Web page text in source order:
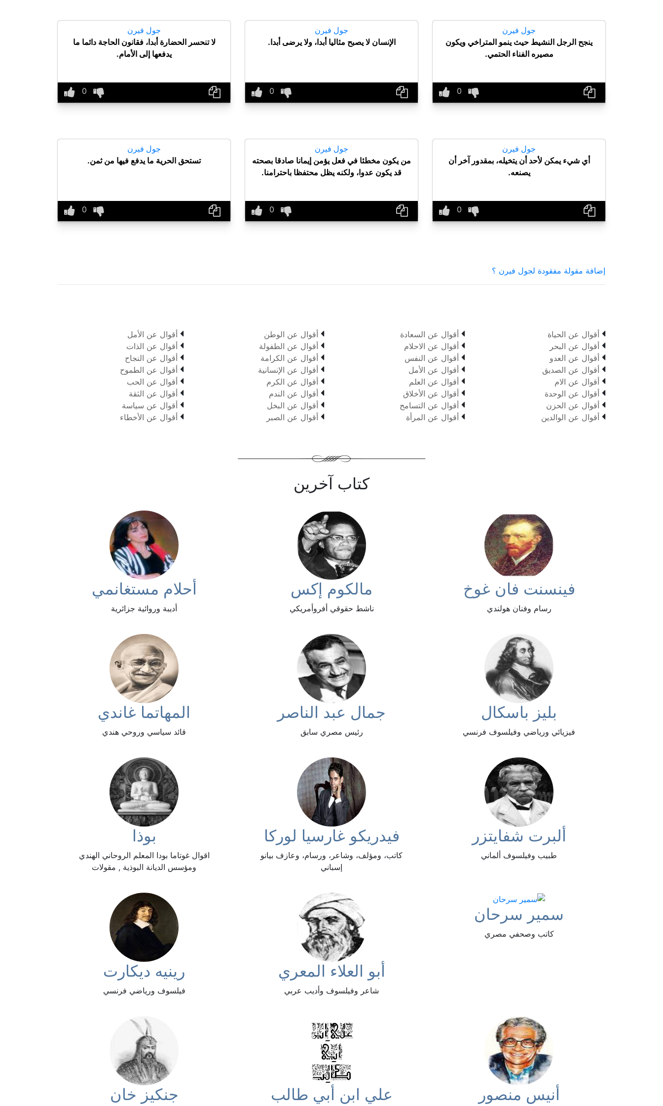
جول فيرن
ينجح الرجل النشيط حيث ينمو المتراخي ويكون
مصيره الفناء الحتمي.
جول فيرن
الإنسان لا يصبح مثاليا أبدا، ولا يرضى أبدا.
جول فيرن
لا تنحسر الحضارة أبدا، فقانون الحاجة دائما ما
يدفعها إلى الأمام.
جول فيرن
أي شيء يمكن لأحد أن يتخيله، بمقدور آخر أن
يصنعه.
جول فيرن
من يكون مخطئا في فعل يؤمن إيمانا صادقا بصحته
قد يكون عدوا، ولكنه يظل محتفظا باحترامنا.
جول فيرن
تستحق الحرية ما يدفع فيها من ثمن.
إضافة مقولة مفقودة لجول فيرن ؟
 أقوال عن الحياة
 أقوال عن البحر
 أقوال عن العدو
 أقوال عن الصديق
 أقوال عن الام
 أقوال عن الوحدة
 أقوال عن الحزن
 أقوال عن الوالدين
 أقوال عن السعادة
 أقوال عن الاحلام
 أقوال عن النفس
 أقوال عن الأمل
 أقوال عن العلم
 أقوال عن الأخلاق
 أقوال عن التسامح
 أقوال عن المرأة
 أقوال عن الوطن
 أقوال عن الطفولة
 أقوال عن الكرامة
 أقوال عن الإنسانية
 أقوال عن الكرم
 أقوال عن الندم
 أقوال عن البخل
 أقوال عن الصبر
 أقوال عن الأمل
 أقوال عن الذات
 أقوال عن النجاح
 أقوال عن الطموح
 أقوال عن الحب
 أقوال عن الثقة
 أقوال عن سياسة
 أقوال عن الأخطاء
كتاب آخرين
فينسنت فان غوخ
رسام وفنان هولندي
مالكوم إكس
ناشط حقوقي أفروأمريكي
أحلام مستغانمي
أديبة وروائية جزائرية
بليز باسكال
فيزيائي ورياضي وفيلسوف فرنسي
جمال عبد الناصر
رئيس مصري سابق
المهاتما غاندي
قائد سياسي وروحي هندي
ألبرت شفايتزر
طبيب وفيلسوف ألماني
فيدريكو غارسيا لوركا
كاتب، ومؤلف، وشاعر، ورسام، وعازف بيانو
إسباني
بوذا
اقوال غوتاما بودا المعلم الروحاني الهندي
ومؤسس الديانة البوذية , مقولات
سمير سرحان
كاتب وصحفي مصري
أبو العلاء المعري
شاعر وفيلسوف وأديب عربي
رينيه ديكارت
فيلسوف ورياضي فرنسي
أنيس منصور علي ابن أبي طالب جنكيز خان